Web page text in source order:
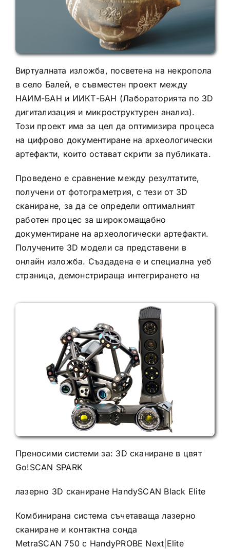
Виртуалната изложба, посветена на некропола
в село Балей, е съвместен проект между
НАИМ-БАН и ИИКТ-БАН (Лабораторията по 3D
дигитализация и микроструктурен анализ).
Този проект има за цел да оптимизира процеса
на цифрово документиране на археологически
артефакти, които остават скрити за публиката.
Проведено е сравнение между резултатите,
получени от фотограметрия, с тези от 3D
сканиране, за да се определи оптималният
работен процес за широкомащабно
документиране на археологически артефакти.
Получените 3D модели са представени в
онлайн изложба. Създадена е и специална уеб
страница, демонстрираща интегрирането на
Преносими системи за: 3D сканиране в цвят
Go!SCAN SPARK
лазерно 3D сканиране HandySCAN Black Elite
Комбинирана система съчетаваща лазерно
сканиране и контактна сонда
MetraSCAN 750 с HandyPROBE Next|Elite